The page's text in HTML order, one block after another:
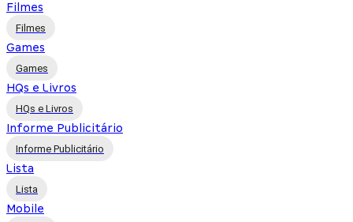
Filmes
Filmes
Games
Games
HQs e Livros
HQs e Livros
Informe Publicitário
Informe Publicitário
Lista
Lista
Mobile